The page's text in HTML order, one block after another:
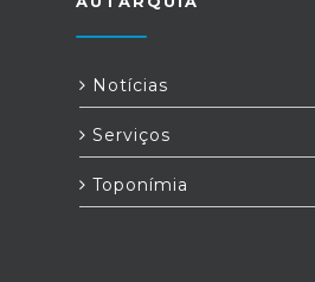
Notícias
Serviços
Toponímia